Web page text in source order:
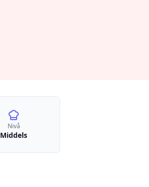
Nivå
Middels